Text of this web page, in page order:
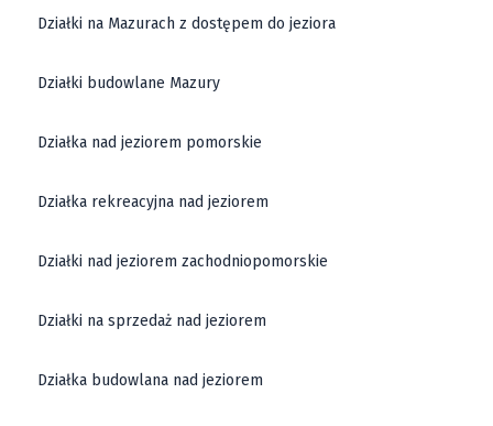
Działki na Mazurach z dostępem do jeziora
Działki budowlane Mazury
Działka nad jeziorem pomorskie
Działka rekreacyjna nad jeziorem
Działki nad jeziorem zachodniopomorskie
Działki na sprzedaż nad jeziorem
Działka budowlana nad jeziorem